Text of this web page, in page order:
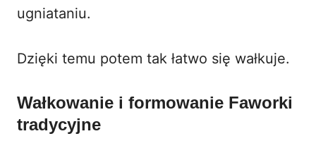
ugniataniu.
Dzięki temu potem tak łatwo się wałkuje.
Wałkowanie i formowanie Faworki
tradycyjne